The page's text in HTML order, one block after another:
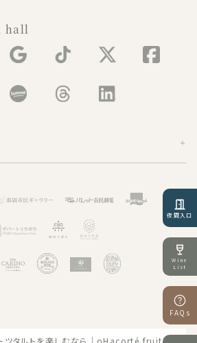
夜間入口
Wine
List
FAQs
hall